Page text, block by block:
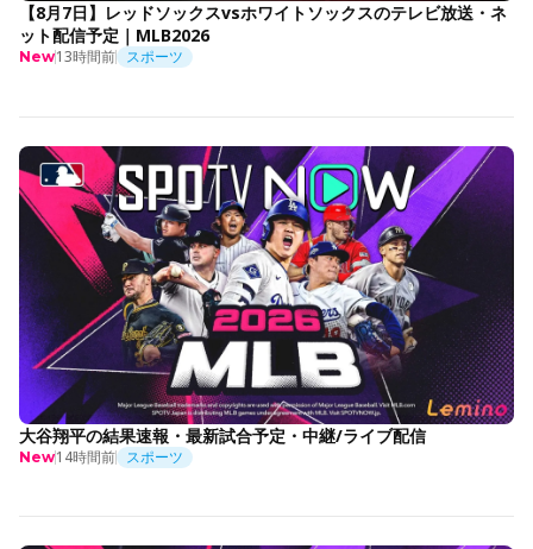
【8月7日】レッドソックスvsホワイトソックスのテレビ放送・ネ
ット配信予定｜MLB2026
New13時間前 スポーツ
大谷翔平の結果速報・最新試合予定・中継/ライブ配信
New14時間前 スポーツ